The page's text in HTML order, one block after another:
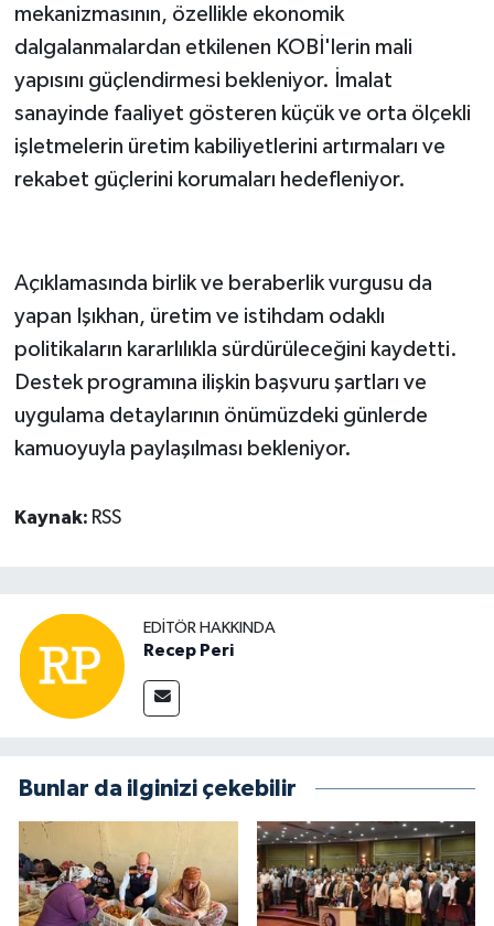
mekanizmasının, özellikle ekonomik
dalgalanmalardan etkilenen KOBİ'lerin mali
yapısını güçlendirmesi bekleniyor. İmalat
sanayinde faaliyet gösteren küçük ve orta ölçekli
işletmelerin üretim kabiliyetlerini artırmaları ve
rekabet güçlerini korumaları hedefleniyor.
Açıklamasında birlik ve beraberlik vurgusu da
yapan Işıkhan, üretim ve istihdam odaklı
politikaların kararlılıkla sürdürüleceğini kaydetti.
Destek programına ilişkin başvuru şartları ve
uygulama detaylarının önümüzdeki günlerde
kamuoyuyla paylaşılması bekleniyor.
Kaynak: RSS
EDITÖR HAKKINDA
Recep Peri
Bunlar da ilginizi çekebilir